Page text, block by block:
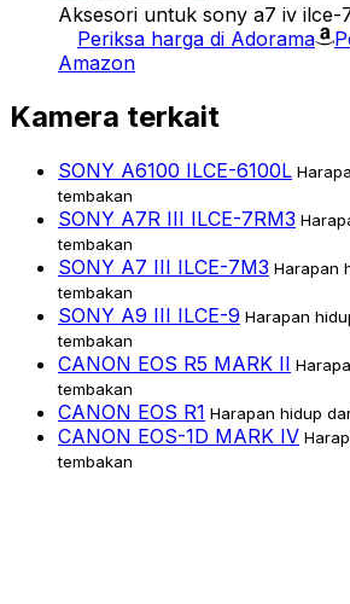
Aksesori untuk sony a7 iv ilce-
Periksa harga di Adorama
Amazon
Kamera terkait
SONY A6100 ILCE-6100L
tembakan
SONY A7R III ILCE-7RM3
tembakan
SONY A7 III ILCE-7M3 Harapan
tembakan
SONY A9 III ILCE-9 Harapan
tembakan
CANON EOS R5 MARK II
tembakan
CANON EOS R1 Harapan hidup
CANON EOS-1D MARK IV
tembakan